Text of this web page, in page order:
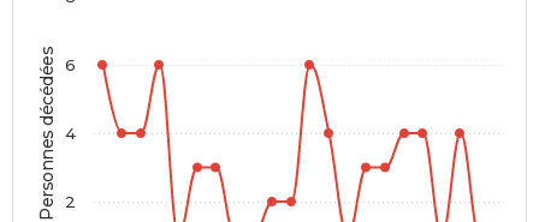
Personnes décédées 2
4
6